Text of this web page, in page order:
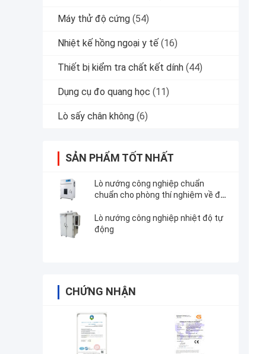
Máy thử độ cứng (54)
Nhiệt kế hồng ngoại y tế (16)
Thiết bị kiểm tra chất kết dính (44)
Dụng cụ đo quang học (11)
Lò sấy chân không (6)
SẢN PHẨM TỐT NHẤT
Lò nướng công nghiệp chuẩn
chuẩn cho phòng thí nghiệm về độ
Lò nướng công nghiệp nhiệt độ tự
động
CHỨNG NHẬN